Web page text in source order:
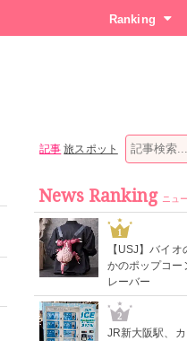
Ranking
記事 旅スポット
News Ranking ニュ
1
【USJ】バイ
かのポップコー
レーバー
2
JR新大阪駅、